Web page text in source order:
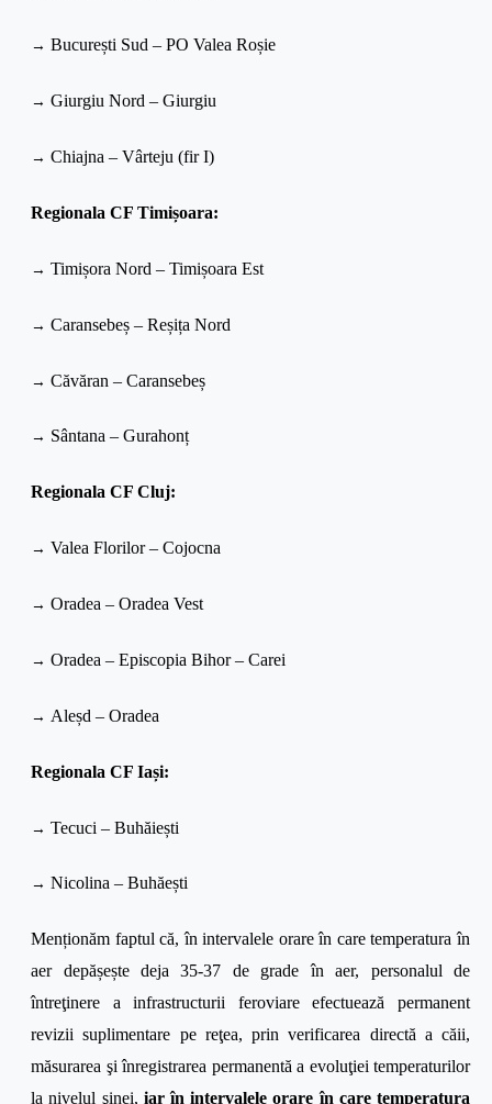
→București Sud – PO Valea Roșie
→Giurgiu Nord – Giurgiu
→Chiajna – Vârteju (fir I)
Regionala CF Timișoara:
→Timișora Nord – Timișoara Est
→Caransebeș – Reșița Nord
→Căvăran – Caransebeș
→ Sântana – Gurahonț
Regionala CF Cluj:
→Valea Florilor – Cojocna
→Oradea – Oradea Vest
→Oradea – Episcopia Bihor – Carei
→Aleșd – Oradea
Regionala CF Iași:
→Tecuci – Buhăiești
→Nicolina – Buhăești
Menționăm faptul că, în intervalele orare în care temperatura în
aer depășește deja 35-37 de grade în aer, personalul de
întreţinere a infrastructurii feroviare efectuează permanent
revizii suplimentare pe reţea, prin verificarea directă a căii,
măsurarea şi înregistrarea permanentă a evoluţiei temperaturilor
la nivelul şinei, iar în intervalele orare în care temperatura